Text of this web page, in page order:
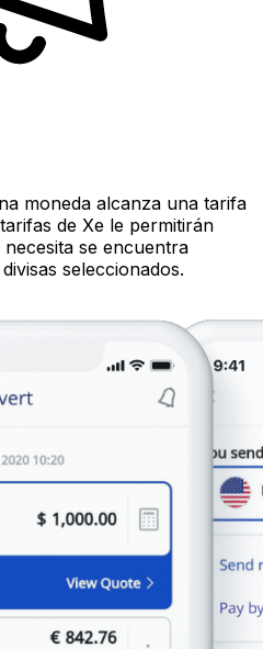
moneda alcanza una tarifa
de Xe le permitirán
se encuentra
seleccionados.